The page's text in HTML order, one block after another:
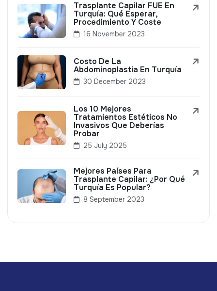
Trasplante Capilar FUE En
Turquía: Qué Esperar,
Procedimiento Y Coste
16 November 2023
Costo De La
Abdominoplastia En Turquía
30 December 2023
Los 10 Mejores
Tratamientos Estéticos No
Invasivos Que Deberías
Probar
25 July 2025
Mejores Países Para
Trasplante Capilar: ¿Por Qué
Turquía Es Popular?
8 September 2023